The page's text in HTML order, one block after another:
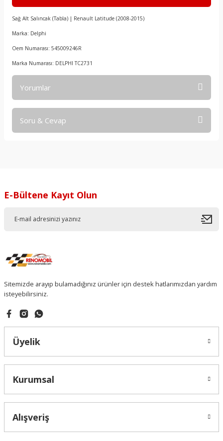
Sağ Alt Salıncak (Tabla) | Renault Latitude (2008-2015)
Marka: Delphi
Oem Numarası: 545009246R
Marka Numarası: DELPHI TC2731
Yorumlar
Soru & Cevap
E-Bültene Kayıt Olun
Sitemizde arayıp bulamadığınız ürünler için destek hatlarımızdan yardım
isteyebilirsiniz.
Üyelik
Kurumsal
Alışveriş